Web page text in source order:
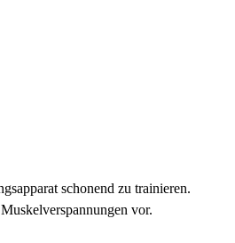
schonend zu trainieren.
vor.